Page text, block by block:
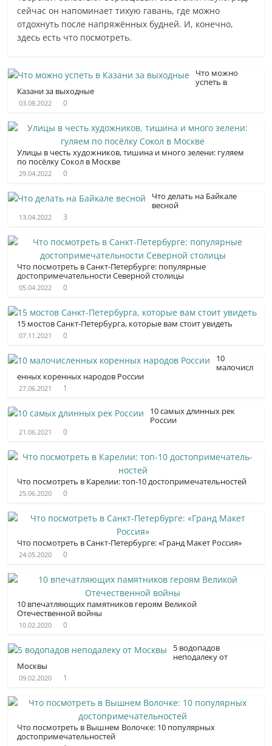
сейчас он напоминает тихую гавань, где можно
отдохнуть после напряжённых будней. И, конечно,
здесь есть что посмотреть.
Что можно
успеть в
Казани за выходные
03.08.2022 0
Улицы в честь художников, тишина и много зелени: гуляем
по посёлку Сокол в Москве
29.04.2022 0
Что делать на Байкале
весной
13.04.2022 3
Что посмотреть в Санкт-Петербурге: популярные
достопримечательности Северной столицы
05.04.2022 0
15 мостов Санкт-Петербурга, которые вам стоит увидеть
07.11.2021 0
10
малочисл
енных коренных народов России
27.06.2021 1
10 самых длинных рек
России
21.06.2021 0
Что посмотреть в Карелии: топ-10 достопримечатель­ностей
25.06.2020 0
Что посмотреть в Санкт-Петербурге: «Гранд Макет Россия»
24.05.2020 0
10 впечатляющих памятников героям Великой
Отечественной войны
10.02.2020 0
5 водопадов
неподалеку от
Москвы
09.02.2020 1
Что посмотреть в Вышнем Волочке: 10 популярных
достопримечатель­ностей